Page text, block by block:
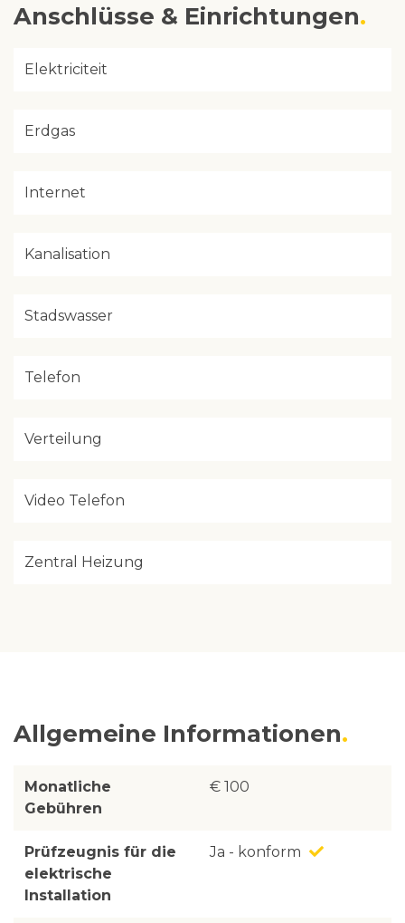
Anschlüsse & Einrichtungen
Elektriciteit
Erdgas
Internet
Kanalisation
Stadswasser
Telefon
Verteilung
Video Telefon
Zentral Heizung
Allgemeine Informationen
Monatliche
Gebühren
€ 100
Prüfzeugnis für die
elektrische
Installation
Ja - konform